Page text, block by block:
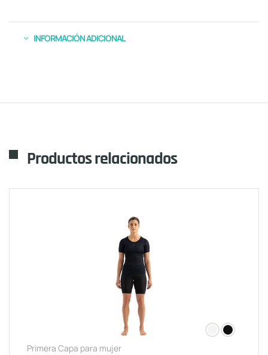
INFORMACIÓN ADICIONAL
Productos relacionados
Primera Capa para mujer